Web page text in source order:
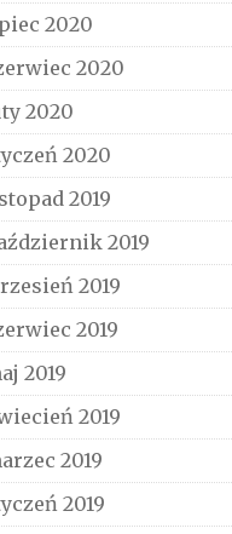
2020
2020
2020
2020
2019
2019
2019
2019
2019
2019
2019
2019